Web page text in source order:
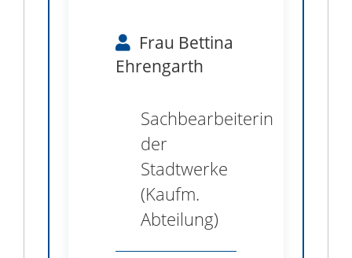
Frau Bettina
Ehrengarth
Sachbearbeiterin
der
Stadtwerke
(Kaufm.
Abteilung)